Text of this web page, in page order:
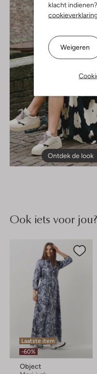
klacht
Weigeren
Ontdek de look
Ook iets voor jou?
Laatste item
-60%
Object